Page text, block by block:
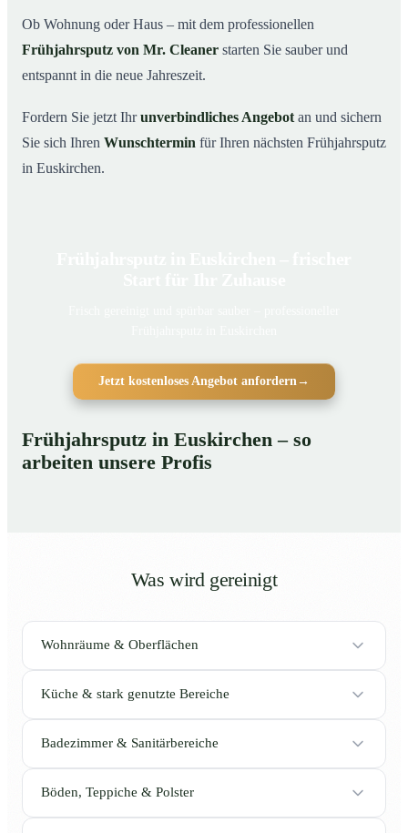
Ob Wohnung oder Haus – mit dem professionellen
Frühjahrsputz von Mr. Cleaner starten Sie sauber und
entspannt in die neue Jahreszeit.
Fordern Sie jetzt Ihrunverbindliches Angebot an und sichern
Sie sich Ihren Wunschtermin für Ihren nächsten Frühjahrsputz
in Euskirchen.
Jetzt kostenloses Angebot anfordern →
Frühjahrsputz in Euskirchen – so
arbeiten unsere Profis
Was wird gereinigt
Wohnräume & Oberflächen
Küche & stark genutzte Bereiche
Badezimmer & Sanitärbereiche
Böden, Teppiche & Polster